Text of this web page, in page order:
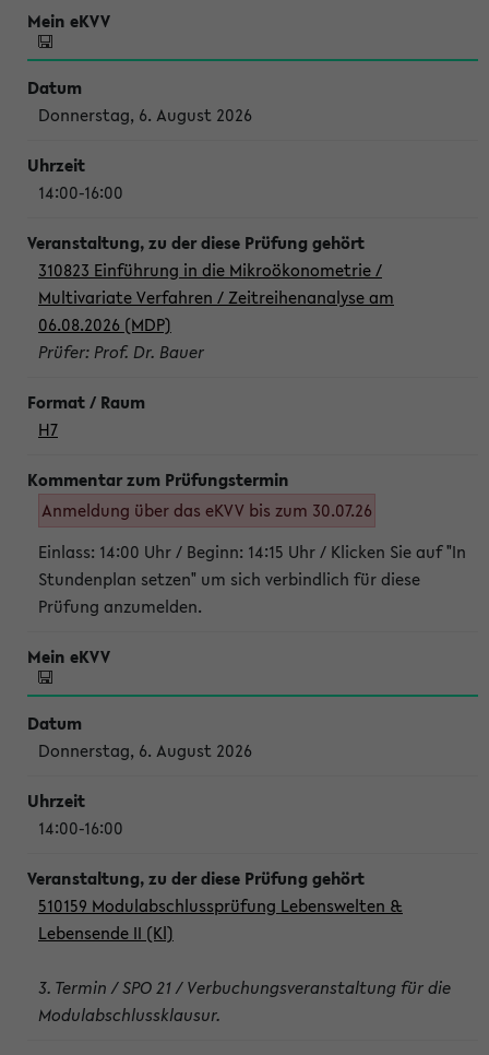
Donnerstag, 6. August 2026
14:00-16:00
310823 Einführung in die Mikroökonometrie /
Multivariate Verfahren / Zeitreihenanalyse am
06.08.2026 (MDP)
Prüfer: Prof. Dr. Bauer
H7
Anmeldung über das eKVV bis zum 30.07.26
Einlass: 14:00 Uhr / Beginn: 14:15 Uhr / Klicken Sie auf "In
Stundenplan setzen" um sich verbindlich für diese
Prüfung anzumelden.
Donnerstag, 6. August 2026
14:00-16:00
510159 Modulabschlussprüfung Lebenswelten &
Lebensende II (Kl)
3. Termin / SPO 21 / Verbuchungsveranstaltung für die
Modulabschlussklausur.